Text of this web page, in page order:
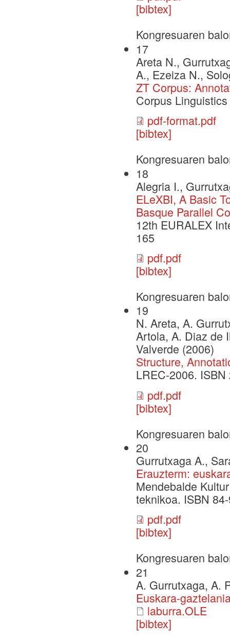
[bibtex]
Kongresuaren
17
Areta N.,
A., Ezeiza N.,
ZT Corpus:
Corpus
pdf-format.pdf
[bibtex]
Kongresuaren
18
Alegria I.,
ELeXBI, A Basic
Basque Parallel
12th EURALEX
165
pdf.pdf
[bibtex]
Kongresuaren
19
N. Areta, A.
Artola, A. Diaz de
Valverde (2006)
Structure,
LREC-2006.
pdf.pdf
[bibtex]
Kongresuaren
20
Gurrutxaga A.,
Erauzterm:
Mendebalde
teknikoa. ISBN
pdf.pdf
[bibtex]
Kongresuaren
21
A. Gurrutxaga, A.
Euskara-
laburra.OLE
[bibtex]